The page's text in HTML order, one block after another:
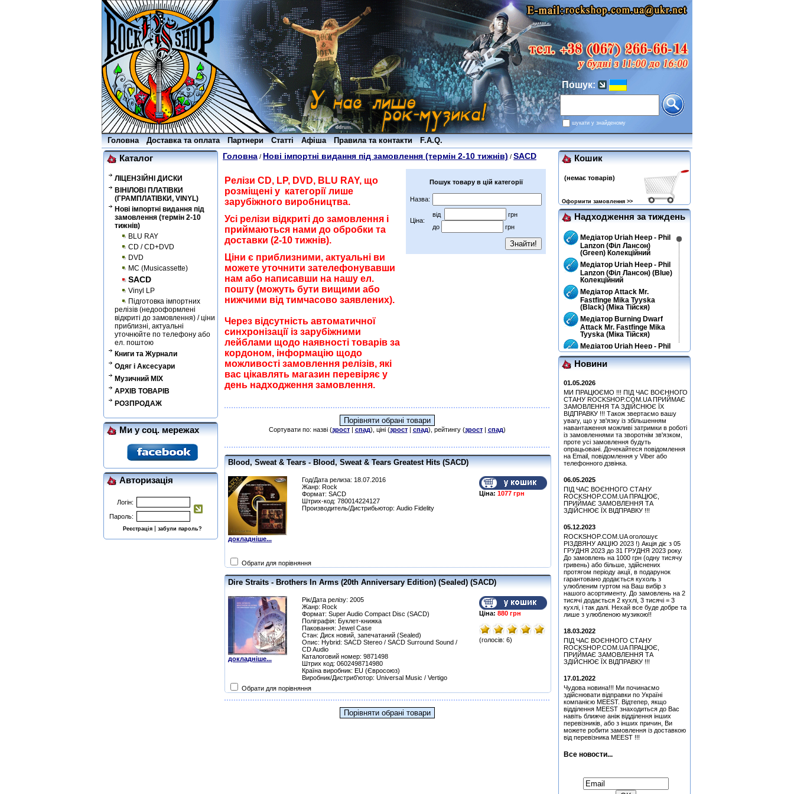
Пошук:
шукати у знайденому
Головна Доставка та оплата Партнери Статті Афіша Правила та контакти F.A.Q.
Каталог
ЛІЦЕНЗІЙНІ ДИСКИ
ВІНІЛОВІ ПЛАТІВКИ
(ГРАМПЛАТІВКИ, VINYL)
Нові імпортні видання під
замовлення (термін 2-10
тижнів)
BLU RAY
CD / CD+DVD
DVD
MC (Musicassette)
SACD
Vinyl LP
Підготовка імпортних
релізів (недооформлені
відкриті до замовлення) / ціни
приблизні, актуальні
уточнюйте по телефону або
ел. поштою
Книги та Журнали
Одяг і Аксесуари
Музичний MIX
АРХІВ ТОВАРІВ
РОЗПРОДАЖ
Ми у соц. мережах
Авторизація
Логін:
Пароль:
Реєстрація| забули пароль?
Головна / Нові імпортні видання під замовлення (термін 2-10 тижнів) / SACD
Релізи CD, LP, DVD, BLU RAY, що
розміщені у категорії лише
зарубіжного виробництва.
Усі релізи відкриті до замовлення і
приймаються нами до обробки та
доставки (2-10 тижнів).
Ціни є приблизними, актуальні ви
можете уточнити зателефонувавши
нам або написавши на нашу ел.
пошту (можуть бути вищими або
нижчими від тимчасово заявлених).
Через відсутність автоматичної
синхронізації із зарубіжними
лейблами щодо наявності товарів за
кордоном, інформацію щодо
можливості замовлення релізів, які
вас цікавлять магазин перевіряє у
день надходження замовлення.
Пошук товару в цій категорії
Назва:
Ціна:
від
грн
до
грн
Сортувати по: назві (зрост| спад), ціні (зрост| спад), рейтингу (зрост| спад)
Blood, Sweat & Tears - Blood, Sweat & Tears Greatest Hits (SACD)
докладніше...
Ціна: 1077 грн
Год/Дата релиза: 18.07.2016
Жанр: Rock
Формат: SACD
Штрих-код: 780014224127
Производитель/Дистрибьютор: Audio Fidelity
Обрати для порівняння
Dire Straits - Brothers In Arms (20th Anniversary Edition) (Sealed) (SACD)
докладніше...
Ціна: 880 грн
(голосів: 6)
Рік/Дата релізу: 2005
Жанр: Rock
Формат: Super Audio Compact Disc (SACD)
Поліграфія: Буклет-книжка
Паковання: Jewel Сase
Стан: Диск новий, запечатаний (Sealed)
Опис: Hybrid: SACD Stereo / SACD Surround Sound /
CD Audio
Каталоговий номер: 9871498
Штрих код: 0602498714980
Країна виробник: EU (Євросоюз)
Виробник/Дистриб'ютор: Universal Music / Vertigo
Обрати для порівняння
Кошик
(немає товарів)
Оформити замовлення >>
Надходження за тиждень
Медіатор Uriah Heep - Phil
Lanzon (Філ Лансон)
(Green) Колекційний
Медіатор Uriah Heep - Phil
Lanzon (Філ Лансон) (Blue)
Колекційний
Медіатор Attack Mr.
Fastfinge Mika Tyyska
(Black) (Міка Тійскя)
Медіатор Burning Dwarf
Attack Mr. Fastfinge Mika
Tyyska (Міка Тійскя)
Медіатор Uriah Heep - Phil
Lanzon (Філ Лансон) (Red)
Колекційний
Lanzon (Філ Лансон)
Медіатор Uriah Heep - Phil
Lanzon (Філ Лансон)
(Yellow) Колекційний
Медіатор Uriah Heep - Phil
Lanzon (Філ Лансон)
(Green) Колекційний
Quatro, Suzi - Freedom
(CD)
Fastfinge Mika Tyyska
(Міка Тійскя)
Медіатор Accept Uwe Lulis
Медіатор Attack Mr.
Fastfinge Mika Tyyska
(Міка Тійскя)
Медіатор Accept Uwe Lulis
Pink Floyd - More - Music
From The Film More (OST)
(Remastered 2011) (CD)
Медіатор Uriah Heep - Phil
(Yellow) Колекційний
Simon, Paul - Graceland
(25th Anniversary Edition)
(CD+DVD)
Медіатор Attack Mr.
Fastfinge Mika Tyyska
(Black) (Міка Тійскя)
Медіатор Burning Dwarf
Attack Mr. Fastfinge Mika
Tyyska (Міка Тійскя)
Lanzon (Філ Лансон) (Red)
Joe - Seesaw (CD)
Новини
01.05.2026
МИ ПРАЦЮЄМО !!! ПІД ЧАС ВОЄННОГО
СТАНУ ROCKSHOP.COM.UA ПРИЙМАЄ
ЗАМОВЛЕННЯ ТА ЗДІЙСНЮЄ ЇХ
ВІДПРАВКУ !!! Також звертаємо вашу
увагу, що у зв'язку із збільшенням
навантаження можливі затримки в роботі
із замовленнями та зворотнім зв'язком,
проте усі замовлення будуть
опрацьовані. Дочекайтеся повідомлення
на Email, повідомлення у Viber або
телефонного дзвінка.
06.05.2025
ПІД ЧАС ВОЄННОГО СТАНУ
ROCKSHOP.COM.UA ПРАЦЮЄ,
ПРИЙМАЄ ЗАМОВЛЕННЯ ТА
ЗДІЙСНЮЄ ЇХ ВІДПРАВКУ !!!
05.12.2023
ROCKSHOP.COM.UA оголошує
РІЗДВЯНУ АКЦІЮ 2023 !) Акція діє з 05
ГРУДНЯ 2023 до 31 ГРУДНЯ 2023 року.
До замовлень на 1000 грн (одну тисячу
гривень) або більше, здійснених
протягом періоду акції, в подарунок
гарантовано додається кухоль з
улюбленим гуртом на Ваш вибір з
нашого асортименту. До замовлень на 2
тисячі додається 2 кухлі, 3 тисячі = 3
кухлі, і так далі. Нехай все буде добре та
лише з улюбленою музикою!!
18.03.2022
ПІД ЧАС ВОЄННОГО СТАНУ
ROCKSHOP.COM.UA ПРАЦЮЄ,
ПРИЙМАЄ ЗАМОВЛЕННЯ ТА
ЗДІЙСНЮЄ ЇХ ВІДПРАВКУ !!!
17.01.2022
Чудова новина!!! Ми починаємо
здійснювати відправки по Україні
компанією MEEST. Відтепер, якщо
відділення MEEST знаходиться до Вас
навіть ближче аніж відділення інших
перевізників, або з інших причин, Ви
можете робити замовлення із доставкою
від перевізника MEEST !!!
Все новости...